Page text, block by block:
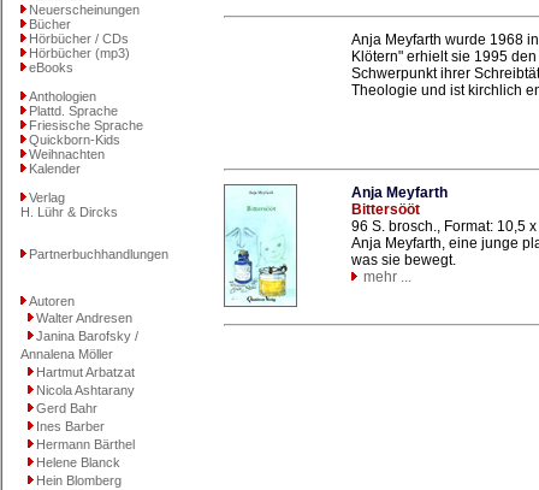
Neuerscheinungen
Bücher
Hörbücher / CDs
Hörbücher (mp3)
eBooks
Anthologien
Plattd. Sprache
Friesische Sprache
Quickborn-Kids
Weihnachten
Kalender
Verlag
H. Lühr & Dircks
Partnerbuchhandlungen
Autoren
Walter Andresen
Janina Barofsky /
Annalena Möller
Hartmut Arbatzat
Nicola Ashtarany
Gerd Bahr
Ines Barber
Hermann Bärthel
Helene Blanck
Hein Blomberg
Anja Meyfarth wurde 1968
Klötern" erhielt sie 1995
Schwerpunkt ihrer
Theologie und ist kirchlich
Anja Meyfarth
Bittersööt
96 S. brosch., Format: 10,5
Anja Meyfarth, eine junge
was sie bewegt.
mehr ...